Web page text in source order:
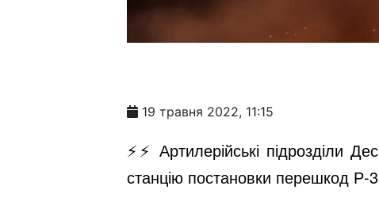
19 травня 2022, 11:15
⚡️⚡️ Артилерійські підрозділи
станцію постановки перешкод Р-